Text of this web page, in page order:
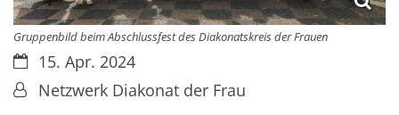
Gruppenbild beim Abschlussfest des Diakonatskreis der Frauen
Datum:15. Apr. 2024
Von:Netzwerk Diakonat der Frau